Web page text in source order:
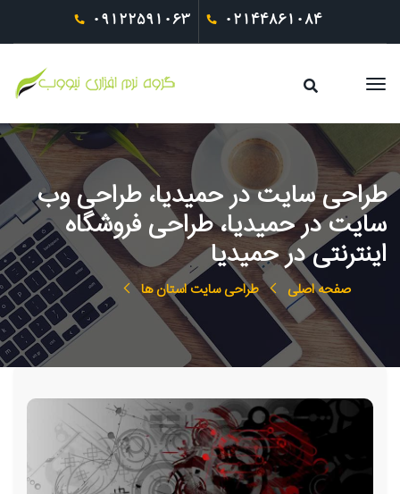
09122591063 02144861084
طراحی سایت در حمیدیا، طراحی وب
سایت در حمیدیا، طراحی فروشگاه
اینترنتی در حمیدیا
صفحه اصلی طراحی سایت استان ها